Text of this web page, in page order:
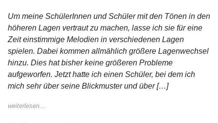
Um meine SchülerInnen und Schüler mit den Tönen in den
höheren Lagen vertraut zu machen, lasse ich sie für eine
Zeit einstimmige Melodien in verschiedenen Lagen
spielen. Dabei kommen allmählich größere Lagenwechsel
hinzu. Dies hat bisher keine größeren Probleme
aufgeworfen. Jetzt hatte ich einen Schüler, bei dem ich
mich sehr über seine Blickmuster und über […]
weiterlesen...